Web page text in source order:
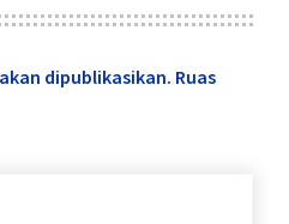
dipublikasikan. Ruas